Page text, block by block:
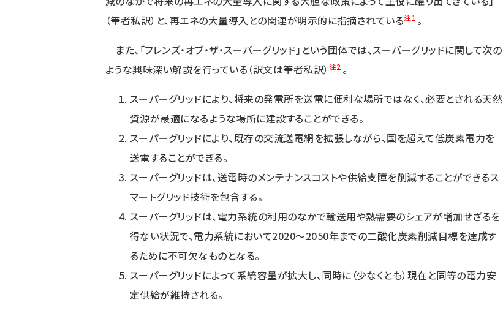
（筆者私訳）と、再エネの大量導入との関連が明示的に指摘されている注1 。
また、「フレンズ・オブ・ザ・スーパーグリッド」という団体では、スーパーグリッドに関して次の
ような興味深い解説を行っている（訳文は筆者私訳） 注2 。
スーパーグリッドにより、将来の発電所を送電に便利な場所ではなく、必要とされる天然
資源が最適になるような場所に建設することができる。
スーパーグリッドにより、既存の交流送電網を拡張しながら、国を超えて低炭素電力を
送電することができる。
スーパーグリッドは、送電時のメンテナンスコストや供給支障を削減することができるス
マートグリッド技術を包含する。
スーパーグリッドは、電力系統の利用のなかで輸送用や熱需要のシェアが増加せざるを
得ない状況で、電力系統において2020〜2050年までの二酸化炭素削減目標を達成す
るために不可欠なものとなる。
スーパーグリッドによって系統容量が拡大し、同時に（少なくとも）現在と同等の電力安
定供給が維持される。